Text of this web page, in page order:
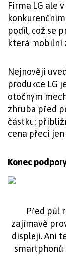
Firma LG ale
podíl, což se
která mobilní
Nejnověji
produkce LG
otočným
zhruba před
částku:
cena přeci jen
Konec
Před půl
zajímavě
displeji. Ani
smartphonů